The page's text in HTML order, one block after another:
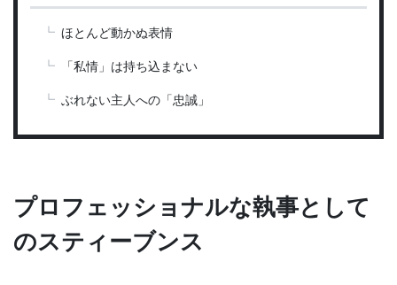
ほとんど動かぬ表情
「私情」は持ち込まない
ぶれない主人への「忠誠」
プロフェッショナルな執事として
のスティーブンス